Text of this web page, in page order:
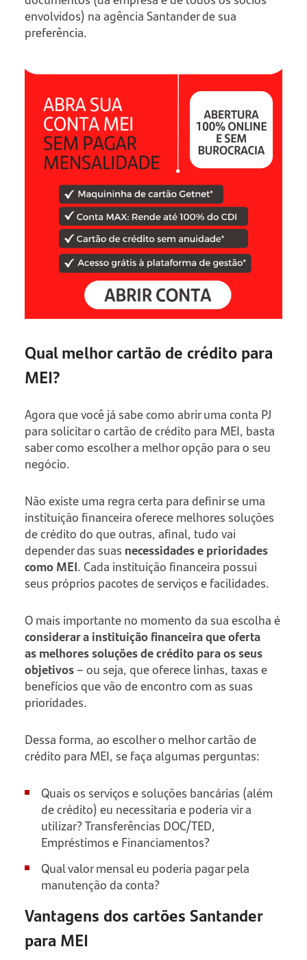
envolvidos) na agência Santander de sua
preferência.
Qual melhor cartão de crédito para
MEI?
Agora que você já sabe como abrir uma conta PJ
para solicitar o cartão de crédito para MEI, basta
saber como escolher a melhor opção para o seu
negócio.
Não existe uma regra certa para definir se uma
instituição financeira oferece melhores soluções
de crédito do que outras, afinal, tudo vai
depender das suas necessidades e prioridades
como MEI. Cada instituição financeira possui
seus próprios pacotes de serviços e facilidades.
O mais importante no momento da sua escolha é
considerar a instituição financeira que oferta
as melhores soluções de crédito para os seus
objetivos– ou seja, que oferece linhas, taxas e
benefícios que vão de encontro com as suas
prioridades.
Dessa forma, ao escolher o melhor cartão de
crédito para MEI, se faça algumas perguntas:
Quais os serviços e soluções bancárias (além
de crédito) eu necessitaria e poderia vir a
utilizar? Transferências DOC/TED,
Empréstimos e Financiamentos?
Qual valor mensal eu poderia pagar pela
manutenção da conta?
Vantagens dos cartões Santander
para MEI